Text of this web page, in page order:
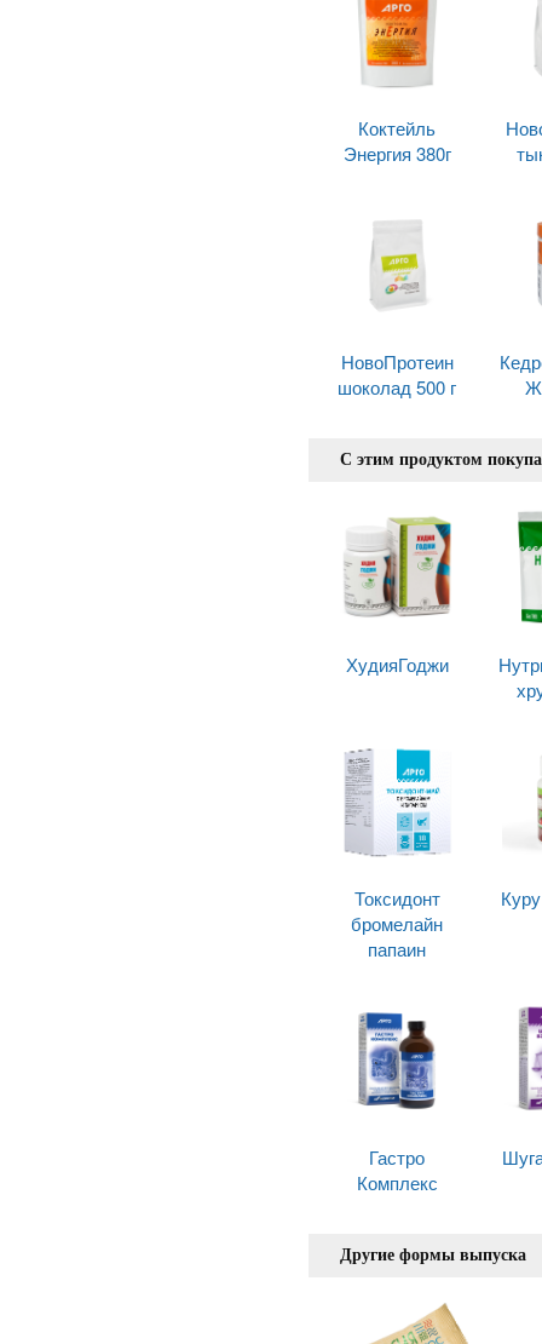
Коктейль
Энергия 380г
НовоПротеин
шоколад 500 г
С этим продуктом
ХудияГоджи
Токсидонт
бромелайн
папаин
Гастро
Комплекс
Другие формы выпуска